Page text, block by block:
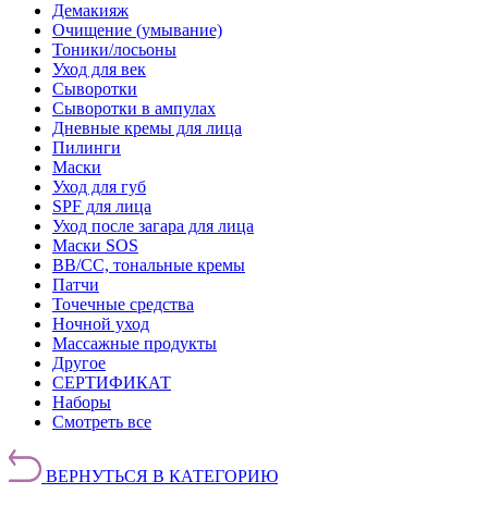
Демакияж
Очищение (умывание)
Тоники/лосьоны
Уход для век
Сыворотки
Сыворотки в ампулах
Дневные кремы для лица
Пилинги
Маски
Уход для губ
SPF для лица
Уход после загара для лица
Маски SOS
BB/CC, тональные кремы
Патчи
Точечные средства
Ночной уход
Массажные продукты
Другое
СЕРТИФИКАТ
Наборы
Смотреть все
ВЕРНУТЬСЯ В КАТЕГОРИЮ